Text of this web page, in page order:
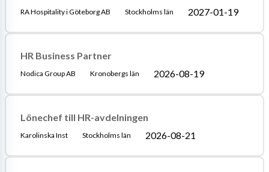
RA Hospitality i Göteborg AB Stockholms län 2027-01-19
HR Business Partner
Nodica Group AB Kronobergs län 2026-08-19
Lönechef till HR-avdelningen
Karolinska Inst Stockholms län 2026-08-21